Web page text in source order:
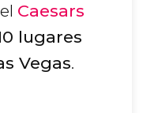
Caesars
lugares
Vegas.